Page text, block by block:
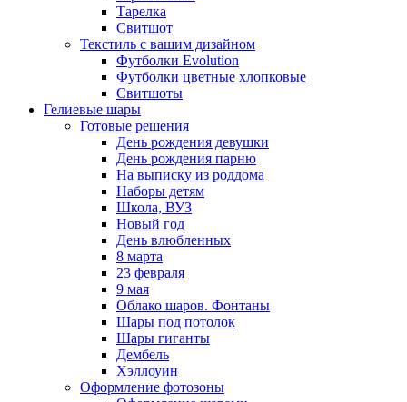
Тарелка
Свитшот
Текстиль с вашим дизайном
Футболки Evolution
Футболки цветные хлопковые
Свитшоты
Гелиевые шары
Готовые решения
День рождения девушки
День рождения парню
На выписку из роддома
Наборы детям
Школа, ВУЗ
Новый год
День влюбленных
8 марта
23 февраля
9 мая
Облако шаров. Фонтаны
Шары под потолок
Шары гиганты
Дембель
Хэллоуин
Оформление фотозоны